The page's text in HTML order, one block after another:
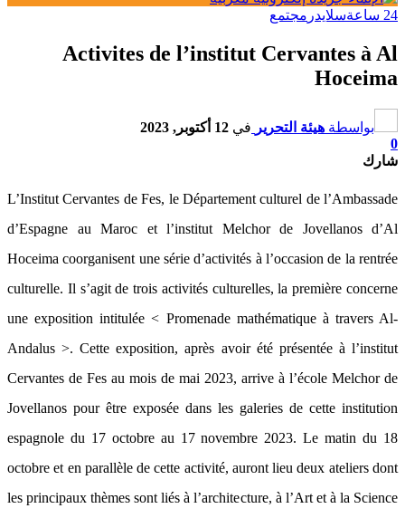
24 ساعة سلايدر مجتمع
Activites de l’institut Cervantes à Al
Hoceima
بواسطة هيئة التحرير في 12 أكتوبر, 2023
0
شارك
L’Institut Cervantes de Fes, le Département culturel de l’Ambassade
d’Espagne au Maroc et l’institut Melchor de Jovellanos d’Al
Hoceima coorganisent une série d’activités à l’occasion de la rentrée
culturelle. Il s’agit de trois activités culturelles, la première concerne
une exposition intitulée < Promenade mathématique à travers Al-
Andalus >. Cette exposition, après avoir été présentée à l’institut
Cervantes de Fes au mois de mai 2023, arrive à l’école Melchor de
Jovellanos pour être exposée dans les galeries de cette institution
espagnole du 17 octobre au 17 novembre 2023. Le matin du 18
octobre et en parallèle de cette activité, auront lieu deux ateliers dont
les principaux thèmes sont liés à l’architecture, à l’Art et à la Science